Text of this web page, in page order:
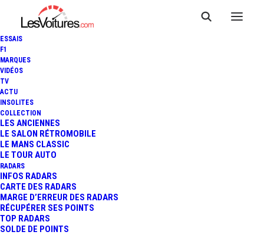
ESSAIS
F1
MARQUES
VIDÉOS
TV
ACTU
INSOLITES
COLLECTION
LES ANCIENNES
LE SALON RÉTROMOBILE
LE MANS CLASSIC
LE TOUR AUTO
RADARS
INFOS RADARS
CARTE DES RADARS
MARGE D’ERREUR DES RADARS
RÉCUPÉRER SES POINTS
TOP RADARS
SOLDE DE POINTS
16 juin 2021